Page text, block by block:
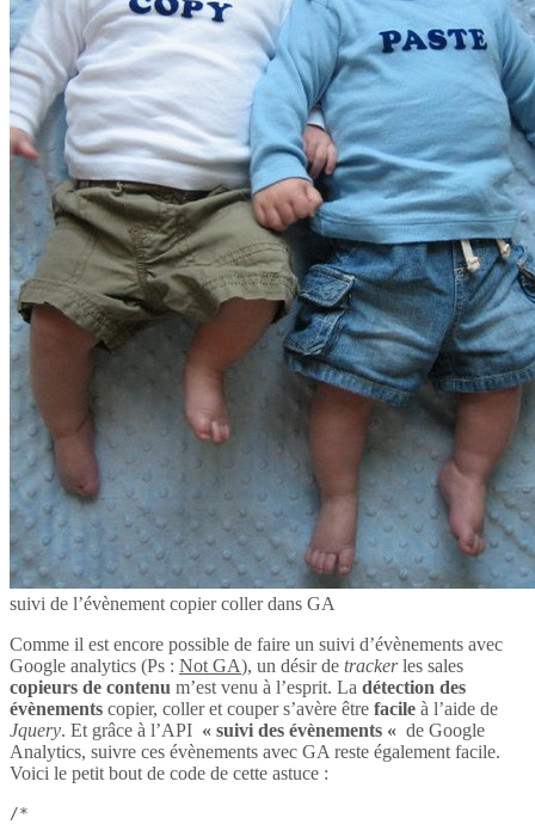
suivi de l’évènement copier coller dans GA
Comme il est encore possible de faire un suivi d’évènements avec
Google analytics (Ps : Not GA), un désir de trackerles sales
copieurs de contenu m’est venu à l’esprit. La détection des
évènements copier, coller et couper s’avère être facile à l’aide de
Jquery. Et grâce à l’API « suivi des évènements « de Google
Analytics, suivre ces évènements avec GA reste également facile.
Voici le petit bout de code de cette astuce :
/*